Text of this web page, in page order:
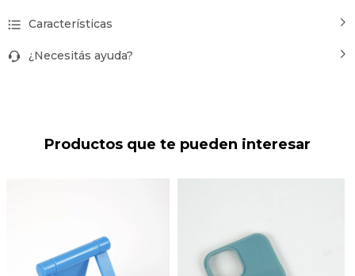
Características
¿Necesitás ayuda?
Productos que te pueden interesar